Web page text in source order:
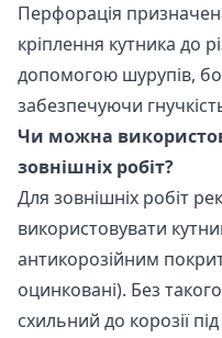
Перфорація
кріплення кутника до
допомогою шурупів,
забезпечуючи
Чи можна
зовнішніх робіт?
Для зовнішніх робіт
використовувати
антикорозійним
оцинковані). Без
схильний до корозії